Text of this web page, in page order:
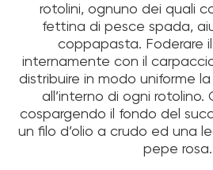
rotolini, ognuno dei quali
fettina di pesce spada,
coppapasta. Foderare
internamente con il
distribuire in modo uniforme
all’interno di ogni rotolino.
cospargendo il fondo del
un filo d’olio a crudo ed una
pepe rosa.